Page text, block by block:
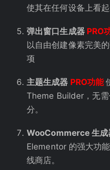
使其在任何设备上看起
弹出窗口生成器 PRO
以自由创建像素完美
项
主题生成器 PRO功能
Theme Builder，无
分。
WooCommerce 生成
Elementor 的强大功
线商店。